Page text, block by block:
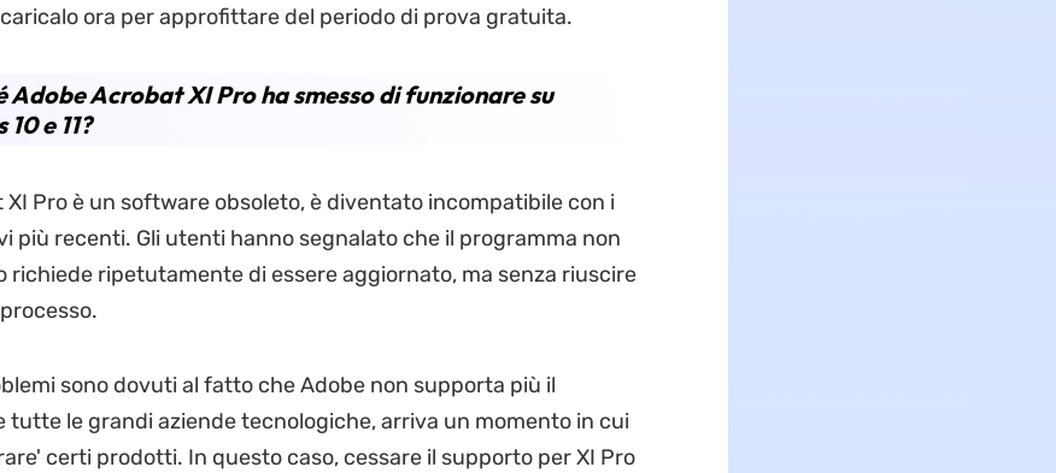
ora per approfittare del periodo di prova gratuita.
Adobe Acrobat XI Pro ha smesso di funzionare su
e 11?
XI Pro è un software obsoleto, è diventato incompatibile con i
più recenti. Gli utenti hanno segnalato che il programma non
richiede ripetutamente di essere aggiornato, ma senza riuscire
sono dovuti al fatto che Adobe non supporta più il
tutte le grandi aziende tecnologiche, arriva un momento in cui
certi prodotti. In questo caso, cessare il supporto per XI Pro